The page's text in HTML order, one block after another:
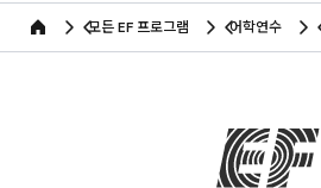
home 모든 EF 프로그램 어학연수